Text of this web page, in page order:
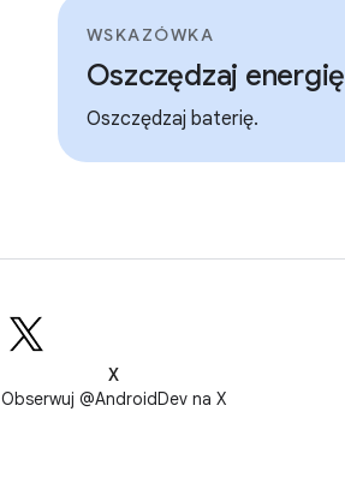
WSKAZÓWKA
Oszczędzaj energię
Oszczędzaj baterię.
X
Obserwuj @AndroidDev na X